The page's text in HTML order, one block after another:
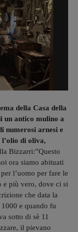
Macina a mano del grano
della Casa della
un antico mulino a
numerosi arnesi e
di oliva,
Bizzarri:”Questo
ora siamo abituati
l’uomo per fare le
e più vero, dove ci si
che data la
e quando fu
sotto di sè 11
il pievano